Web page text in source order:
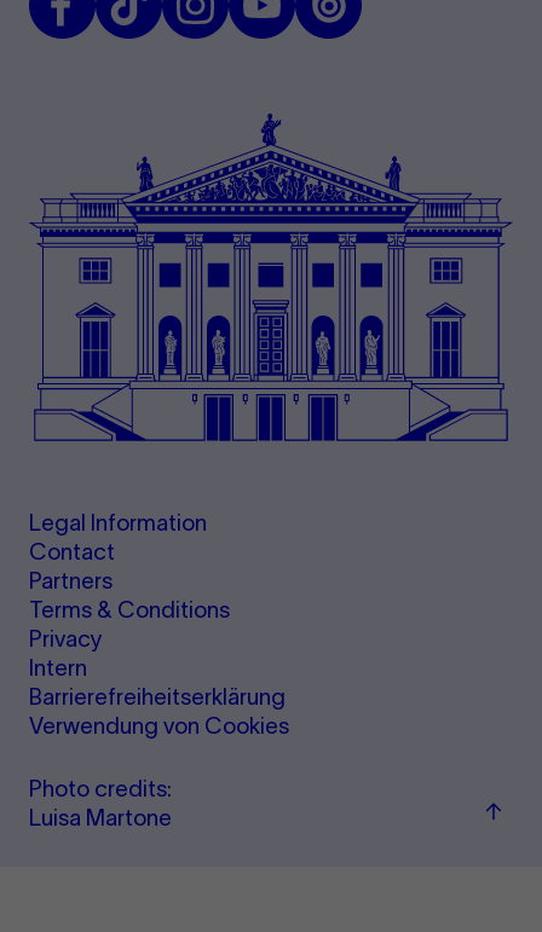
Legal Information
Contact
Partners
Terms & Conditions
Privacy
Intern
Barrierefreiheitserklärung
Verwendung von Cookies
Photo credits:
Luisa Martone
Back